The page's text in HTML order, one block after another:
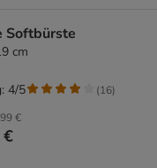
Softbürste
cm
€
€
4/5 (16)